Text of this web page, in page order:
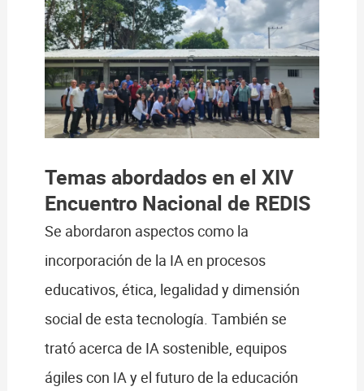
Temas abordados en el XIV
Encuentro Nacional de REDIS
Se abordaron aspectos como la
incorporación de la IA en procesos
educativos, ética, legalidad y dimensión
social de esta tecnología. También se
trató acerca de IA sostenible, equipos
ágiles con IA y el futuro de la educación